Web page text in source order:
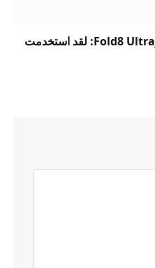
Samsung Galaxy Z Fold8 وFold8 Ultra: لقد استخدمت